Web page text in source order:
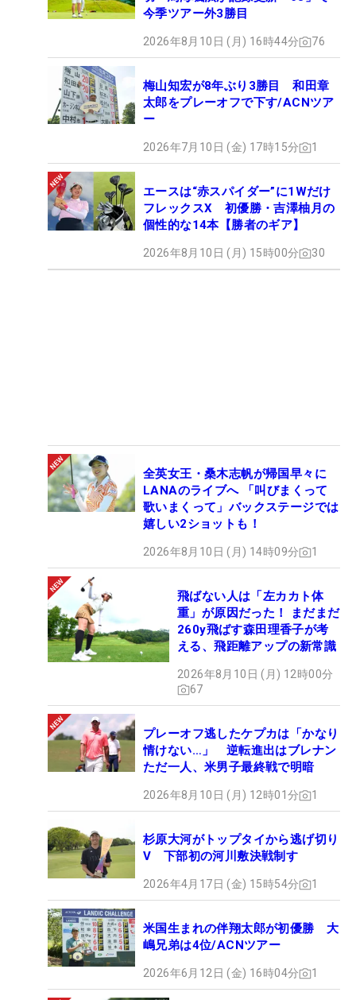
今季ツアー外3勝目
2026年8月10日 (月) 16時44分 76
梅山知宏が8年ぶり3勝目 和田章
太郎をプレーオフで下す/ACNツア
ー
2026年7月10日 (金) 17時15分 1
エースは“赤スパイダー”に1Wだけ
フレックスX 初優勝・吉澤柚月の
個性的な14本【勝者のギア】
2026年8月10日 (月) 15時00分 30
全英女王・桑木志帆が帰国早々に
LANAのライブへ 「叫びまくって
歌いまくって」バックステージでは
嬉しい2ショットも！
2026年8月10日 (月) 14時09分 1
飛ばない人は「左カカト体
重」が原因だった！ まだまだ
260y飛ばす森田理香子が考
える、飛距離アップの新常識
2026年8月10日 (月) 12時00分
67
プレーオフ逃したケプカは「かなり
情けない…」 逆転進出はブレナン
ただ一人、米男子最終戦で明暗
2026年8月10日 (月) 12時01分 1
杉原大河がトップタイから逃げ切り
V 下部初の河川敷決戦制す
2026年4月17日 (金) 15時54分 1
米国生まれの伴翔太郎が初優勝 大
嶋兄弟は4位/ACNツアー
2026年6月12日 (金) 16時04分 1